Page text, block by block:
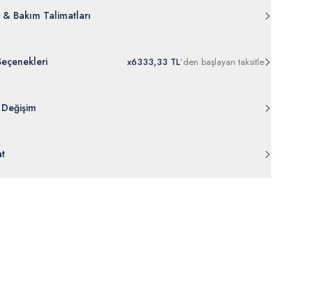
& Bakım Talimatları
x6333,33 TL’den başlayan taksitle
edilebilir.